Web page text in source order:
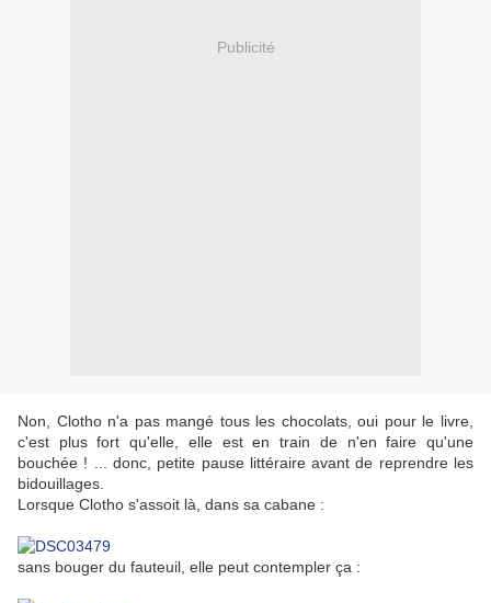
Publicité
Non, Clotho n'a pas mangé tous les chocolats, oui pour le livre,
c'est plus fort qu'elle, elle est en train de n'en faire qu'une
bouchée ! ... donc, petite pause littéraire avant de reprendre les
bidouillages.
Lorsque Clotho s'assoit là, dans sa cabane :
sans bouger du fauteuil, elle peut contempler ça :